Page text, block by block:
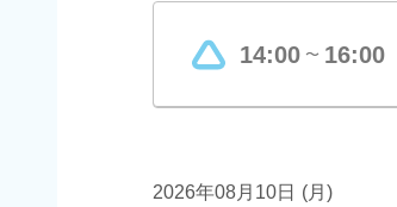
14:00 〜 16:00
2026年08月10日 (月 )